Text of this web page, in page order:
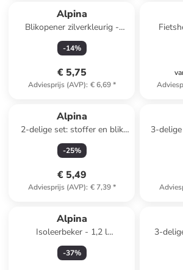
Alpina
Blikopener zilverkleurig -
(H)21 cm
-14%
€ 5,75
Adviesprijs (AVP): € 6,69*
Alpina
2-delige set: stoffer en blik
grijs/lichtblauw - (B)34 x
(H)23 x (D)10,5 cm
-25%
€ 5,49
Adviesprijs (AVP): € 7,39*
3-
Alpina
Isoleerbeker - 1,2 l
(verrassingsproduct)
-37%
3-